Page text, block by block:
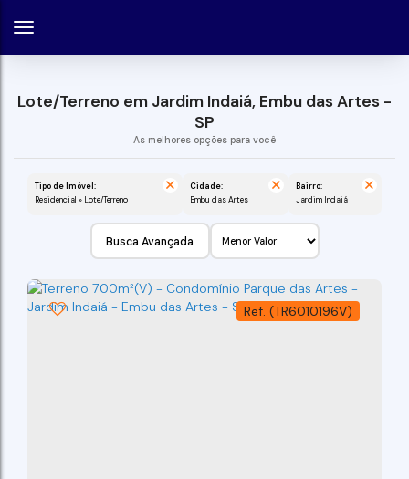
Lote/Terreno em Jardim Indaiá, Embu das Artes -
SP
Tipo de Imóvel:
Residencial » Lote/Terreno
Cidade:
Embu das Artes
Bairro:
Jardim Indaiá
Busca Avançada
(TR6010196V)